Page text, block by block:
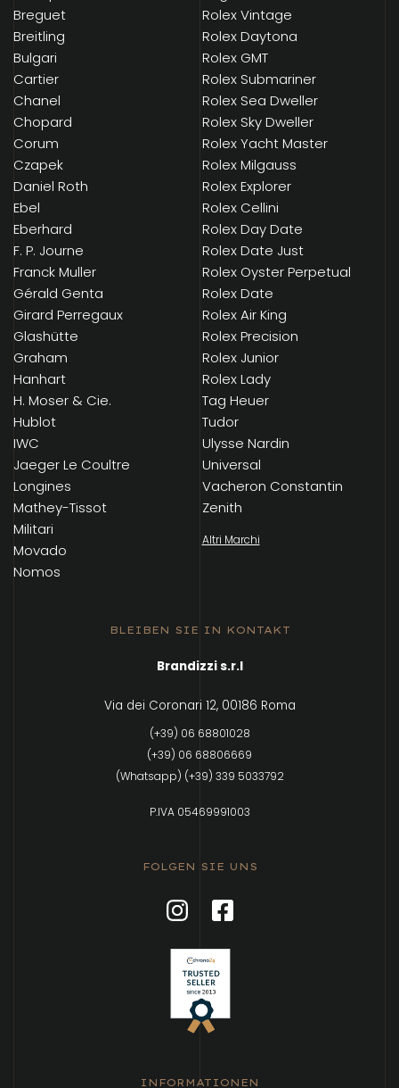
Breguet
Breitling
Bulgari
Cartier
Chanel
Chopard
Corum
Czapek
Daniel Roth
Ebel
Eberhard
F. P. Journe
Franck Muller
Gérald Genta
Girard Perregaux
Glashütte
Graham
Hanhart
H. Moser & Cie.
Hublot
IWC
Jaeger Le Coultre
Longines
Mathey-Tissot
Militari
Movado
Nomos
Rolex Vintage
Rolex Daytona
Rolex GMT
Rolex Submariner
Rolex Sea Dweller
Rolex Sky Dweller
Rolex Yacht Master
Rolex Milgauss
Rolex Explorer
Rolex Cellini
Rolex Day Date
Rolex Date Just
Rolex Oyster Perpetual
Rolex Date
Rolex Air King
Rolex Precision
Rolex Junior
Rolex Lady
Tag Heuer
Tudor
Ulysse Nardin
Universal
Vacheron Constantin
Zenith
Altri Marchi
BLEIBEN SIE IN KONTAKT
Brandizzi s.r.l
Via dei Coronari 12, 00186 Roma
(+39) 06 68801028
(+39) 06 68806669
(Whatsapp) (+39) 339 5033792
P.IVA 05469991003
FOLGEN SIE UNS
INFORMATIONEN